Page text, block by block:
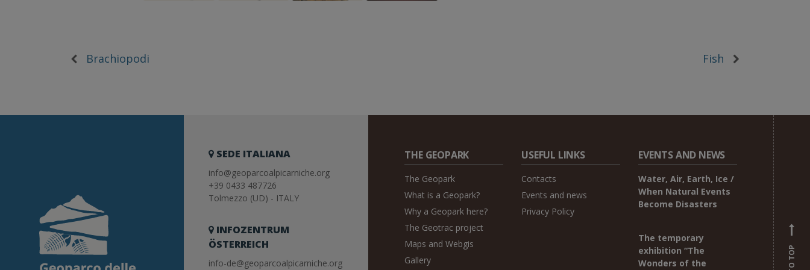
Brachiopodi Fish
SEDE ITALIANA
info@geoparcoalpicarniche.org
+39 0433 487726
Tolmezzo (UD) - ITALY
INFOZENTRUM
ÖSTERREICH
info-de@geoparcoalpicarniche.org
THE GEOPARK
The Geopark
What is a Geopark?
Why a Geopark here?
The Geotrac project
Maps and Webgis
Gallery
USEFUL LINKS
Contacts
Events and news
Privacy Policy
EVENTS AND NEWS
Water, Air, Earth, Ice /
When Natural Events
Become Disasters
The temporary
exhibition “The
Wonders of the